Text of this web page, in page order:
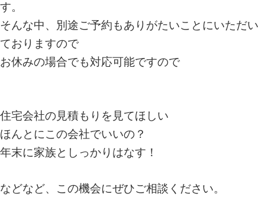
す。
そんな中、別途ご予約もありがたいことにいただい
ておりますので
お休みの場合でも対応可能ですので
住宅会社の見積もりを見てほしい
ほんとにこの会社でいいの？
年末に家族としっかりはなす！
などなど、この機会にぜひご相談ください。